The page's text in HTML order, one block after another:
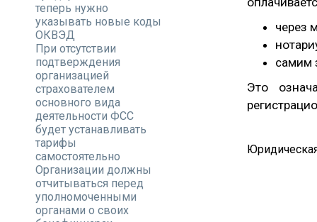
через
самим
Это
теперь нужно
указывать новые коды
ОКВЭД
При отсутствии
подтверждения
организацией
страхователем
основного вида
деятельности ФСС
будет устанавливать
тарифы
самостоятельно
Организации должны
отчитываться перед
уполномоченными
органами о своих